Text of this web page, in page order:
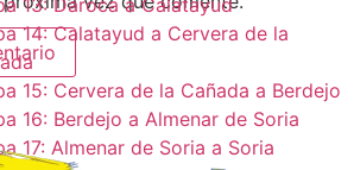
13: Daroca a Calatayud
14: Calatayud a Cervera de la
15: Cervera de la Cañada a Berdejo
16: Berdejo a Almenar de Soria
17: Almenar de Soria a Soria